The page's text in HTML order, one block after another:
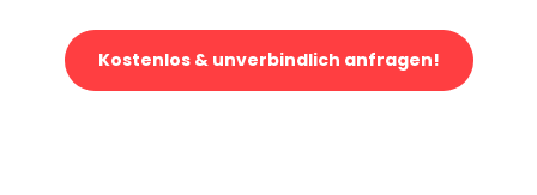
Kostenlos & unverbindlich anfragen!